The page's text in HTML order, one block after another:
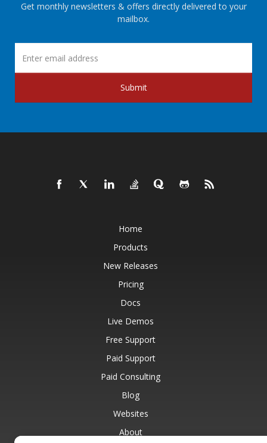
Get monthly newsletters & offers directly delivered to your
mailbox.
Submit
Home
Products
New Releases
Pricing
Docs
Live Demos
Free Support
Paid Support
Paid Consulting
Blog
Websites
About